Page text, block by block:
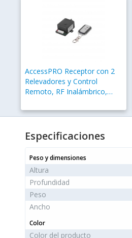
AccessPRO Receptor con 2
Relevadores y Control
Remoto, RF Inalámbrico,
Especificaciones
Peso y dimensiones
Altura
Profundidad
Peso
Ancho
Color
Color del producto